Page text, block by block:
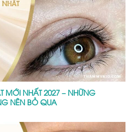
MỚI NHẤT 2027 – NHỮNG
NÊN BỎ QUA